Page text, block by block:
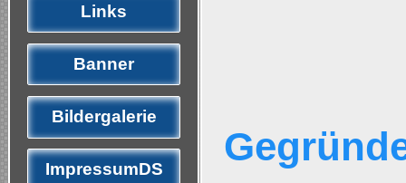
Links
Banner
Bildergalerie
ImpressumDS